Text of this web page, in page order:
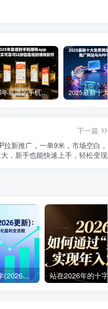
2025年靠谱的手机赚钱app（5款真实可靠可以微信提现的赚钱软件）
下一篇
新推广，一单9米，市场空白，
，新手也能快速上手，轻松变现
抖音千川投放系统教学(2026更新